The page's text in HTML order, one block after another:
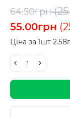
64.50грн
55.00грн
Ціна за 1шт